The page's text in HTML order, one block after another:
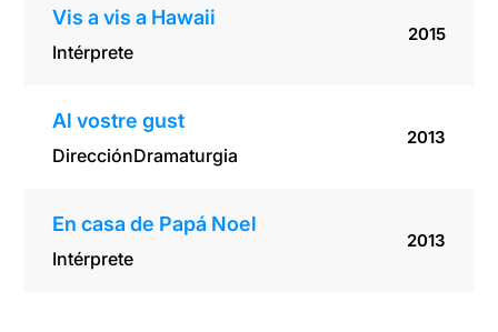
Vis a vis a Hawaii
Intérprete
2015
Al vostre gust
DirecciónDramaturgia
2013
En casa de Papá Noel
Intérprete
2013